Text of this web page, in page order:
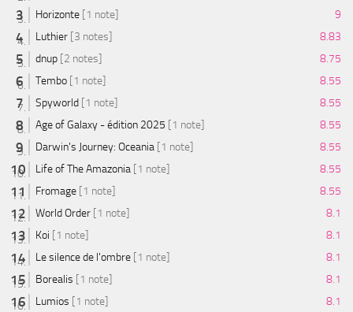
Horizonte [1 note]
9
Luthier [3 notes]
8.83
dnup [2 notes]
8.75
Tembo [1 note]
8.55
Spyworld [1 note]
8.55
Age of Galaxy - édition 2025 [1 note]
8.55
Darwin's Journey: Oceania [1 note]
8.55
Life of The Amazonia [1 note]
8.55
Fromage [1 note]
8.55
World Order [1 note]
8.1
Koi [1 note]
8.1
Le silence de l'ombre [1 note]
8.1
Borealis [1 note]
8.1
Lumios [1 note]
8.1